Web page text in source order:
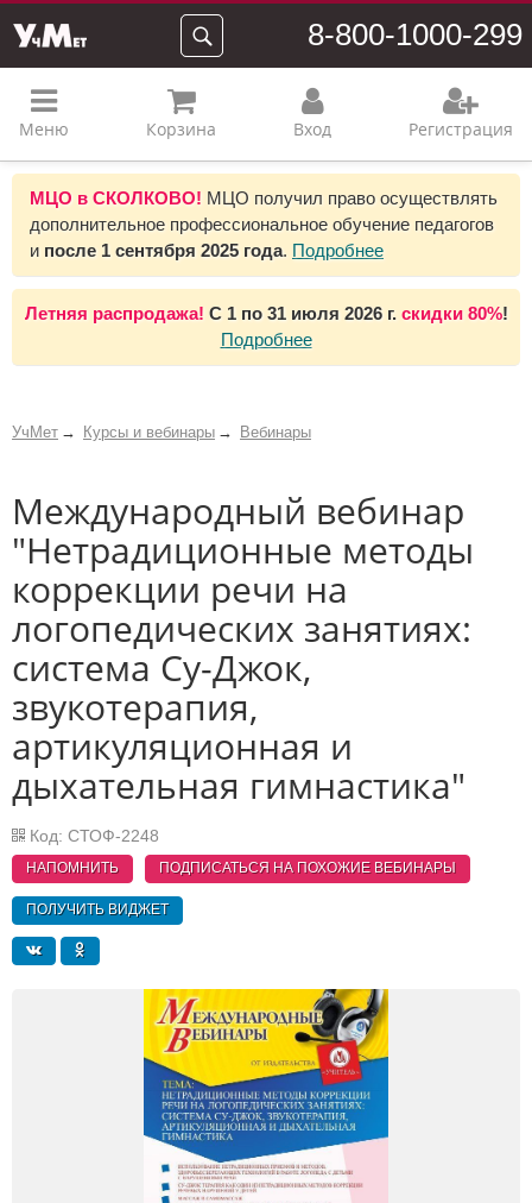
8-800-1000-299
Меню Корзина Вход Регистрация
МЦО в СКОЛКОВО! МЦО получил право осуществлять
дополнительное профессиональное обучение педагогов
и после 1 сентября 2025 года. Подробнее
Летняя распродажа! С 1 по 31 июля 2026 г. скидки 80%!
Подробнее
УчМет Курсы и вебинары Вебинары
Международный вебинар
"Нетрадиционные методы
коррекции речи на
логопедических занятиях:
система Су-Джок,
звукотерапия,
артикуляционная и
дыхательная гимнастика"
Код: СТОФ-2248
НАПОМНИТЬ ПОДПИСАТЬСЯ НА ПОХОЖИЕВЕБИНАРЫ
ПОЛУЧИТЬ ВИДЖЕТ